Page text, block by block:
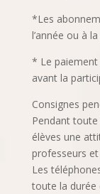
*Les
l’année ou à
* Le
avant la
Consignes
Pendant
élèves une
professeurs
Les
toute la durée